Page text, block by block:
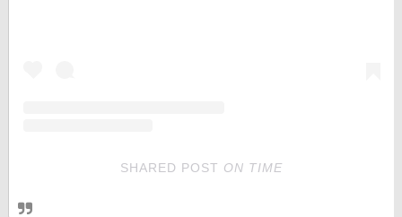
SHARED POST ON TIME